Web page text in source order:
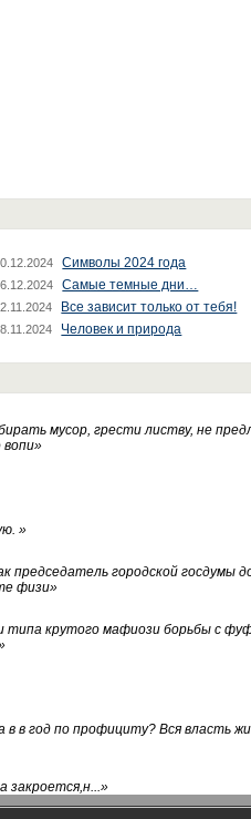
Символы 2024 года
Самые темные дни…
Все зависит только от тебя!
Человек и природа
мусор, грести листву, не
»
»
председатель городской госдумы
физи»
типа крутого мафиози борьбы с
в год по профициту? Вся власть
закроется,н...»